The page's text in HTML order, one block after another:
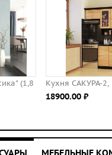
Кухня САКУРА-2, правая -
18900.00 ⃏
МЕБЕЛЬНЫЕ